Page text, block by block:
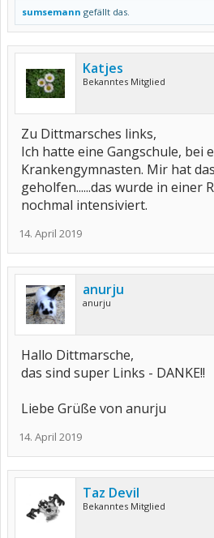
sumsemann gefällt das.
Katjes
Bekanntes Mitglied
Zu Dittmarsches links,
Ich hatte eine Gangschule, bei
Krankengymnasten. Mir hat
geholfen......das wurde in einer
nochmal intensiviert.
14. April 2019
anurju
anurju
Hallo Dittmarsche,
das sind super Links - DANKE!!
Liebe Grüße von anurju
14. April 2019
Taz Devil
Bekanntes Mitglied